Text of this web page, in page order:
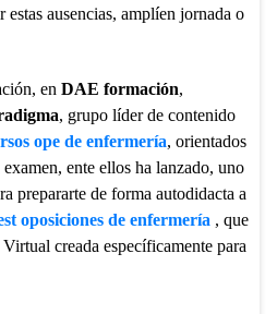
ausencias, amplíen jornada o
en DAE formación,
, grupo líder de contenido
ope de enfermería, orientados
ente ellos ha lanzado, uno
prepararte de forma autodidacta a
oposiciones de enfermería , que
creada específicamente para